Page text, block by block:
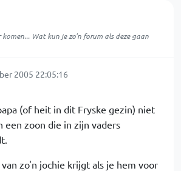
Wat kun je zo'n forum als deze gaan
2005 22:05:16
(of heit in dit Fryske gezin) niet
een zoon die in zijn vaders
zo'n jochie krijgt als je hem voor